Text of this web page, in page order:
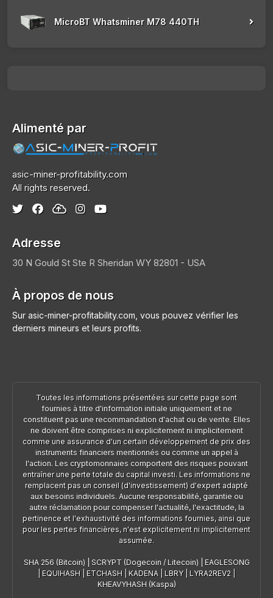
MicroBT Whatsminer M78 440TH
Alimenté par
asic-miner-profitability.com
All rights reserved.
Adresse
30 N Gould St Ste R Sheridan WY 82801 - USA
À propos de nous
Sur asic-miner-profitability.com, vous pouvez vérifier les
derniers mineurs et leurs profits.
Toutes les informations présentées sur cette page sont
fournies à titre d'information initiale uniquement et ne
constituent pas une recommandation d'achat ou de vente. Elles
ne doivent être comprises ni explicitement ni implicitement
comme une assurance d'un certain développement de prix des
instruments financiers mentionnés ou comme un appel à
l'action. Les cryptomonnaies comportent des risques pouvant
entraîner une perte totale du capital investi. Les informations ne
remplacent pas un conseil (d'investissement) d'expert adapté
aux besoins individuels. Aucune responsabilité, garantie ou
autre réclamation pour compenser l'actualité, l'exactitude, la
pertinence et l'exhaustivité des informations fournies, ainsi que
pour les pertes financières, n'est explicitement ni implicitement
assumée.
SHA 256 (Bitcoin) SCRYPT (Dogecoin / Litecoin)
EAGLESONG
EQUIHASH ETCHASH KADENA LBRY| LYRA2REV2
KHEAVYHASH (Kaspa)